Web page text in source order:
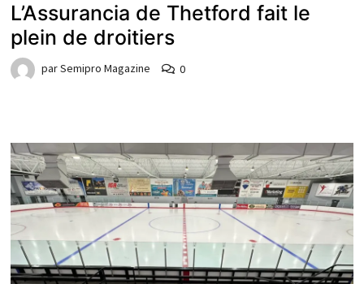
L’Assurancia de Thetford fait le
plein de droitiers
parSemipro Magazine 0